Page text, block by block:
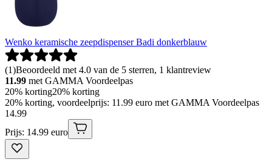
Wenko keramische zeepdispenser Badi donkerblauw
(1)Beoordeeld met 4.0 van de 5 sterren, 1 klantreview
11.99 met GAMMA Voordeelpas
20% korting20% korting
20% korting, voordeelprijs: 11.99 euro met GAMMA Voordeelpas
14.99
Prijs: 14.99 euro